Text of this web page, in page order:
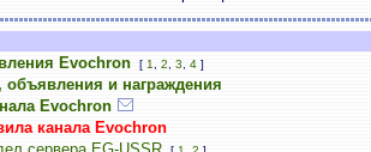
Evochron [ 1 2 3 4 ]
объявления и награждения
Evochron
канала Evochron